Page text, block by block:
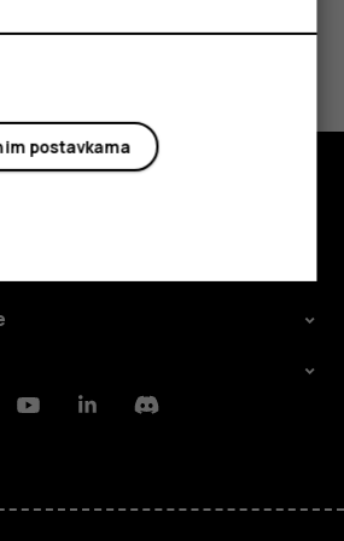
korisno?
YoutubeLinkedinDiscord
postavkama